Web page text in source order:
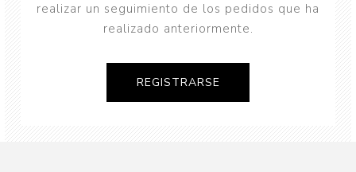
realizar un seguimiento de los pedidos que ha
realizado anteriormente.